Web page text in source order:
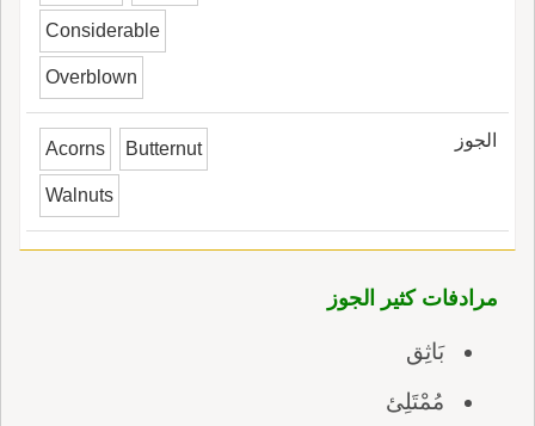
Considerable
Overblown
الجوز Acorns Butternut
Walnuts
مرادفات كثير الجوز
بَاثِق
مُمْتَلِئ